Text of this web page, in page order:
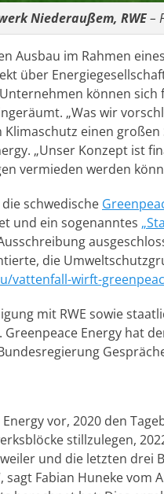
Niederaußem, RWE–
Ausbau im Rahmen
über
können sich
„Was wir
einen
„Unser Konzept ist
vermieden werden
schwedische
und ein sogenanntes
die
vattenfall-wirft-
mit RWE sowie
Energy hat
vor, 2020 den
stillzulegen,
und die letzten drei
sagt Fabian Huneke vom